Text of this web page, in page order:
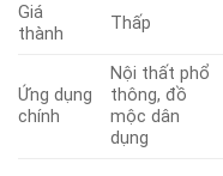
Giá
thành
Thấp
Ứng dụng
chính
Nội thất phổ
thông, đồ
mộc dân
dụng